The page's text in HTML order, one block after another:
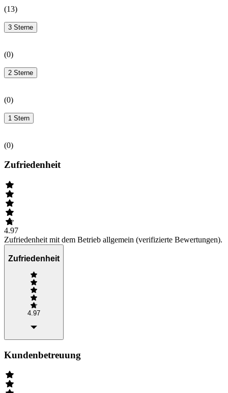
(13)
3 Sterne
(0)
2 Sterne
(0)
1 Stern
(0)
Zufriedenheit
4.97
Zufriedenheit mit dem Betrieb allgemein (verifizierte Bewertungen).
Zufriedenheit
4.97
Kundenbetreuung